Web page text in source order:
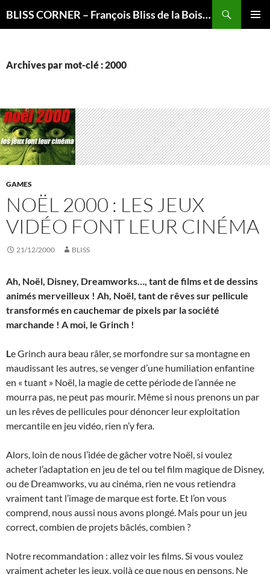
BLISS CORNER – François Bliss de la Boissière is here
Archives par mot-clé : 2000
GAMES
NOËL 2000 : LES JEUX
VIDÉO FONT LEUR CINÉMA
21/12/2000 BLISS
Ah, Noël, Disney, Dreamworks…, tant de films et de dessins
animés merveilleux ! Ah, Noël, tant de rêves sur pellicule
transformés en cauchemar de pixels par la société
marchande ! A moi, le Grinch !
Le Grinch aura beau râler, se morfondre sur sa montagne en
maudissant les autres, se venger d’une humiliation enfantine
en « tuant » Noël, la magie de cette période de l’année ne
mourra pas, ne peut pas mourir. Même si nous prenons un par
un les rêves de pellicules pour dénoncer leur exploitation
mercantile en jeu vidéo, rien n’y fera.
Alors, loin de nous l’idée de gâcher votre Noël, si voulez
acheter l’adaptation en jeu de tel ou tel film magique de Disney,
ou de Dreamworks, vu au cinéma, rien ne vous retiendra
vraiment tant l’image de marque est forte. Et l’on vous
comprend, nous aussi nous avons plongé. Mais pour un jeu
correct, combien de projets bâclés, combien ?
Notre recommandation : allez voir les films. Si vous voulez
vraiment acheter les jeux, voilà ce que nous en pensons. Ne